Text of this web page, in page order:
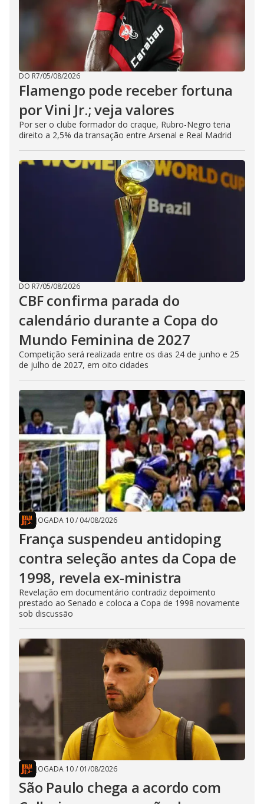
DO R7/05/08/2026
Flamengo pode receber fortuna
por Vini Jr.; veja valores
Por ser o clube formador do craque, Rubro-Negro teria
direito a 2,5% da transação entre Arsenal e Real Madrid
DO R7/05/08/2026
CBF confirma parada do
calendário durante a Copa do
Mundo Feminina de 2027
Competição será realizada entre os dias 24 de junho e 25
de julho de 2027, em oito cidades
JOGADA 10/ 04/08/2026
França suspendeu antidoping
contra seleção antes da Copa de
1998, revela ex-ministra
Revelação em documentário contradiz depoimento
prestado ao Senado e coloca a Copa de 1998 novamente
sob discussão
JOGADA 10/ 01/08/2026
São Paulo chega a acordo com